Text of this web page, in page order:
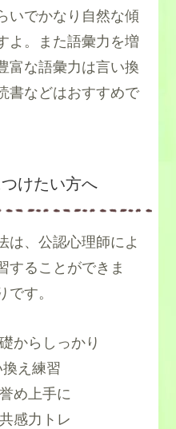
いでかなり自然な傾
よ。また語彙力を増
富な語彙力は言い換
書などはおすすめで
けたい方へ
は、公認心理師によ
することができま
です。
からしっかり
換え練習
め上手に
感力トレ